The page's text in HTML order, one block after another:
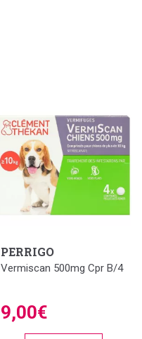
PERRIGO
Vermiscan 500mg Cpr B/4
9,00€